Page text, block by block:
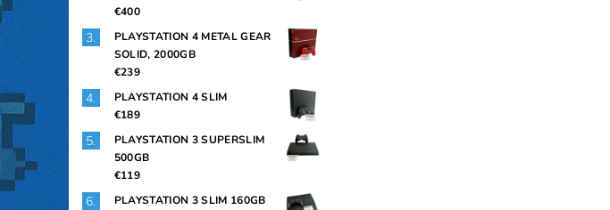
€400
PLAYSTATION 4 METAL GEAR
SOLID, 2000GB
€239
PLAYSTATION 4 SLIM
€189
PLAYSTATION 3 SUPERSLIM
500GB
€119
PLAYSTATION 3 SLIM 160GB